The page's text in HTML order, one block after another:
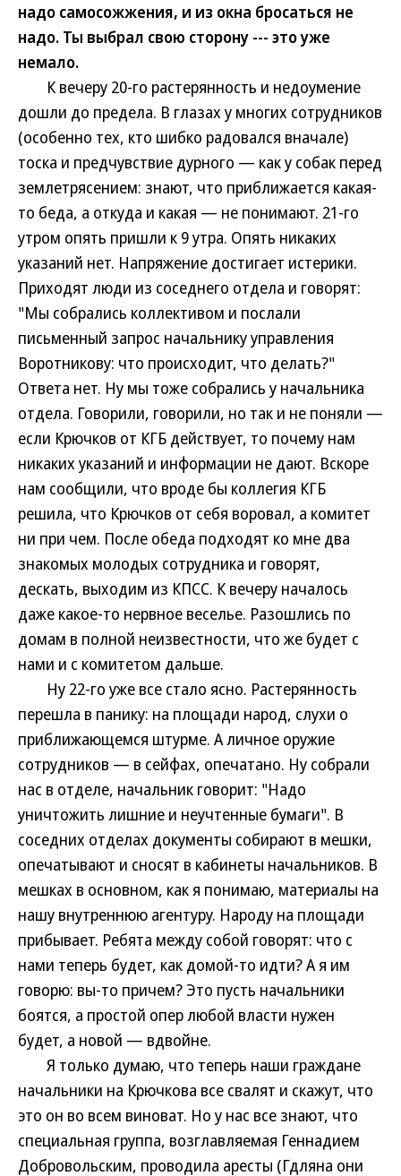
надо самосожжения, и из окна бросаться не
надо. Ты выбрал свою сторону --- это уже
немало.
К вечеру 20-го растерянность и недоумение
дошли до предела. В глазах у многих сотрудников
(особенно тех, кто шибко радовался вначале)
тоска и предчувствие дурного — как у собак перед
землетрясением: знают, что приближается какая-
то беда, а откуда и какая — не понимают. 21-го
утром опять пришли к 9 утра. Опять никаких
указаний нет. Напряжение достигает истерики.
Приходят люди из соседнего отдела и говорят:
"Мы собрались коллективом и послали
письменный запрос начальнику управления
Воротникову: что происходит, что делать?"
Ответа нет. Ну мы тоже собрались у начальника
отдела. Говорили, говорили, но так и не поняли —
если Крючков от КГБ действует, то почему нам
никаких указаний и информации не дают. Вскоре
нам сообщили, что вроде бы коллегия КГБ
решила, что Крючков от себя воровал, а комитет
ни при чем. После обеда подходят ко мне два
знакомых молодых сотрудника и говорят,
дескать, выходим из КПСС. К вечеру началось
даже какое-то нервное веселье. Разошлись по
домам в полной неизвестности, что же будет с
нами и с комитетом дальше.
Ну 22-го уже все стало ясно. Растерянность
перешла в панику: на площади народ, слухи о
приближающемся штурме. А личное оружие
сотрудников — в сейфах, опечатано. Ну собрали
нас в отделе, начальник говорит: "Надо
уничтожить лишние и неучтенные бумаги". В
соседних отделах документы собирают в мешки,
опечатывают и сносят в кабинеты начальников. В
мешках в основном, как я понимаю, материалы на
нашу внутреннюю агентуру. Народу на площади
прибывает. Ребята между собой говорят: что с
нами теперь будет, как домой-то идти? А я им
говорю: вы-то причем? Это пусть начальники
боятся, а простой опер любой власти нужен
будет, а новой — вдвойне.
Я только думаю, что теперь наши граждане
начальники на Крючкова все свалят и скажут, что
это он во всем виноват. Но у нас все знают, что
специальная группа, возглавляемая Геннадием
Добровольским, проводила аресты (Гдляна они